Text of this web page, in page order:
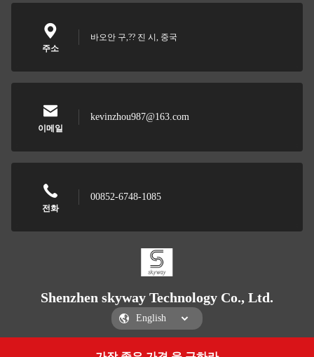
주소
바오안 구,?? 진 시, 중국
이메일
kevinzhou987@163.com
전화
00852-6748-1085
Shenzhen skyway Technology Co., Ltd.